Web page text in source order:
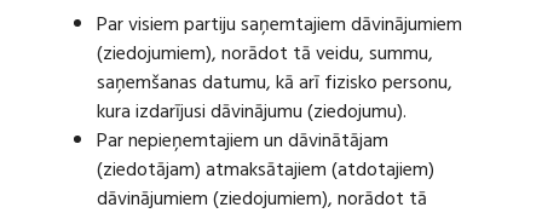
Par visiem partiju saņemtajiem dāvinājumiem
(ziedojumiem), norādot tā veidu, summu,
saņemšanas datumu, kā arī fizisko personu,
kura izdarījusi dāvinājumu (ziedojumu).
Par nepieņemtajiem un dāvinātājam
(ziedotājam) atmaksātajiem (atdotajiem)
dāvinājumiem (ziedojumiem), norādot tā